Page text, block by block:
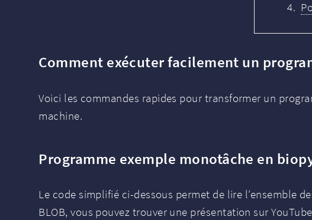
Comment exécuter facilement un
Voici les commandes rapides pour transformer un
machine.
Programme exemple monotâche en
Le code simplifié ci-dessous permet de lire l’ensemble
BLOB, vous pouvez trouver une présentation sur